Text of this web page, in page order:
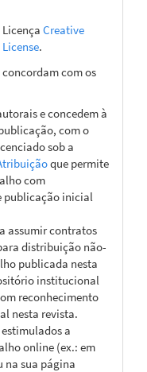
Creative
.
com os
e concedem à
com o
sob a
que permite
com
publicação inicial
assumir contratos
distribuição não-
publicada nesta
institucional
reconhecimento
nesta revista.
a
online (ex.: em
na sua página